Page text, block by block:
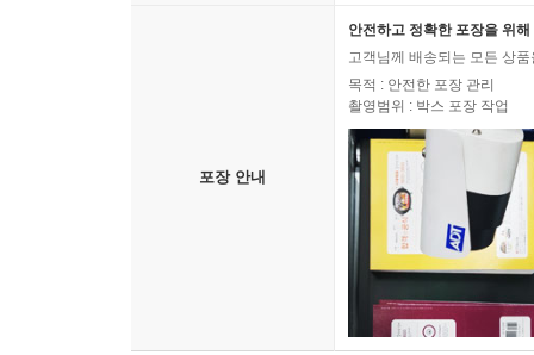
포장 안내
안전하고 정확한 포장을 위
고객님께 배송되는 모든 상
목적 : 안전한 포장 관리
촬영범위 : 박스 포장 작업